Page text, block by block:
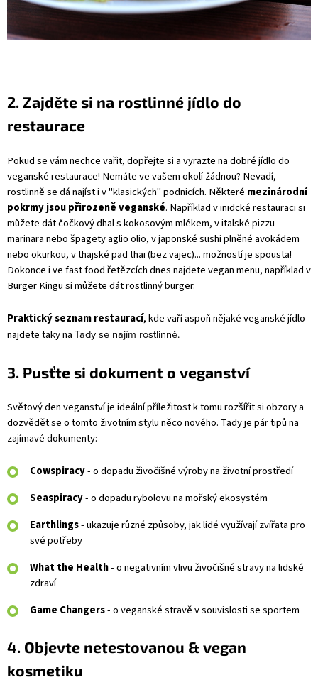
2. Zajděte si na rostlinné jídlo do
restaurace
Pokud se vám nechce vařit, dopřejte si a vyrazte na dobré jídlo do
veganské restaurace! Nemáte ve vašem okolí žádnou? Nevadí,
rostlinně se dá najíst i v "klasických" podnicích. Některé mezinárodní
pokrmy jsou přirozeně veganské. Například v inidcké restauraci si
můžete dát čočkový dhal s kokosovým mlékem, v italské pizzu
marinara nebo špagety aglio olio, v japonské sushi plněné avokádem
nebo okurkou, v thajské pad thai (bez vajec)... možností je spousta!
Dokonce i ve fast food řetězcích dnes najdete vegan menu, například v
Burger Kingu si můžete dát rostlinný burger.
Praktický seznam restaurací, kde vaří aspoň nějaké veganské jídlo
najdete taky naTady se najím rostlinně.
3. Pusťte si dokument o veganství
Světový den veganství je ideální příležitost k tomu rozšířit si obzory a
dozvědět se o tomto životním stylu něco nového. Tady je pár tipů na
zajímavé dokumenty:
Cowspiracy-o dopadu živočišné výroby na životní prostředí
Seaspiracy- o dopadu rybolovu na mořský ekosystém
Earthlings- ukazuje různé způsoby, jak lidé využívají zvířata pro
své potřeby
What the Health- o negativním vlivu živočišné stravy na lidské
zdraví
Game Changers- o veganské stravě v souvislosti se sportem
4. Objevte netestovanou & vegan
kosmetiku